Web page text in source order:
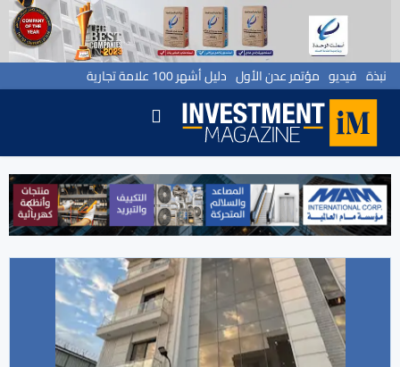
نبذة فيديو مؤتمر عدن الأول دليل أشهر 100 علامة تجارية